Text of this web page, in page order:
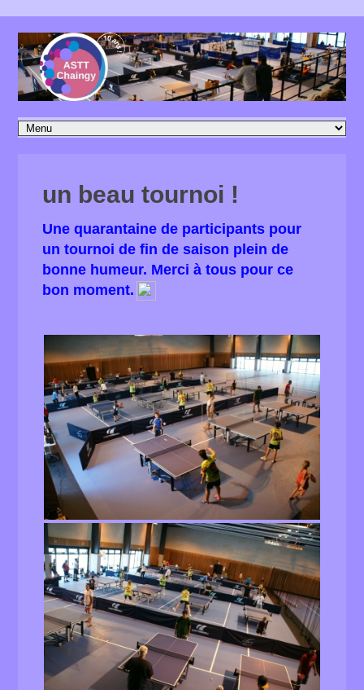
un beau tournoi !
Une quarantaine de participants pour
un tournoi de fin de saison plein de
bonne humeur. Merci à tous pour ce
bon moment.